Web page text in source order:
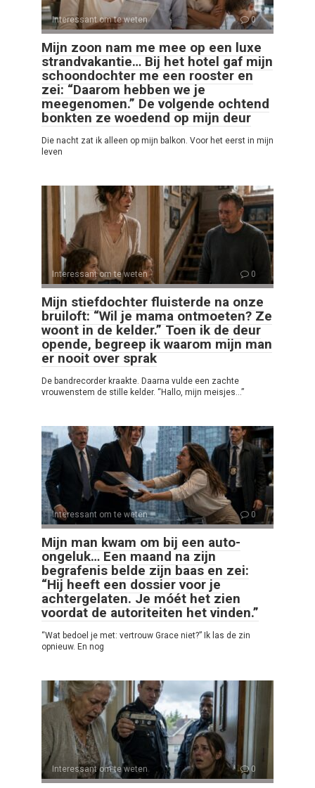
Interessant om te weten 0
Mijn zoon nam me mee op een luxe
strandvakantie… Bij het hotel gaf mijn
schoondochter me een rooster en
zei: “Daarom hebben we je
meegenomen.” De volgende ochtend
bonkten ze woedend op mijn deur
Die nacht zat ik alleen op mijn balkon. Voor het eerst in mijn
leven
Interessant om te weten 0
Mijn stiefdochter fluisterde na onze
bruiloft: “Wil je mama ontmoeten? Ze
woont in de kelder.” Toen ik de deur
opende, begreep ik waarom mijn man
er nooit over sprak
De bandrecorder kraakte. Daarna vulde een zachte
vrouwenstem de stille kelder. “Hallo, mijn meisjes…”
Interessant om te weten 0
Mijn man kwam om bij een auto-
ongeluk… Een maand na zijn
begrafenis belde zijn baas en zei:
“Hij heeft een dossier voor je
achtergelaten. Je móét het zien
voordat de autoriteiten het vinden.”
“Wat bedoel je met: vertrouw Grace niet?” Ik las de zin
opnieuw. En nog
Interessant om te weten 0